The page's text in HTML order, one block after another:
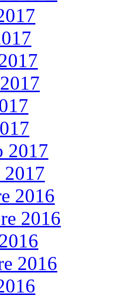
2017
2017
2016
2016
2016